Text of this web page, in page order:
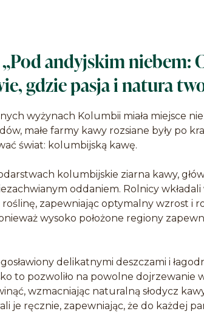
andyjskim niebem:
gdzie pasja i natura
wyżynach Kolumbii miała miejsce
małe farmy kawy rozsiane były po
świat: kolumbijską kawę.
kolumbijskie ziarna kawy,
oddaniem. Rolnicy wkładali
zapewniając optymalny wzrost i
wysoko położone regiony
delikatnymi deszczami i
to pozwoliło na powolne dojrzewanie
wzmacniając naturalną słodycz
je ręcznie, zapewniając, że do każdej